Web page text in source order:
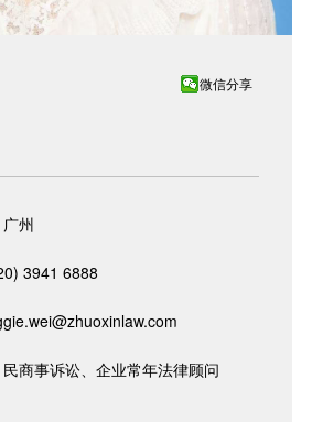
微信分享
州
3941 6888
商事诉讼、企业常年法律顾问